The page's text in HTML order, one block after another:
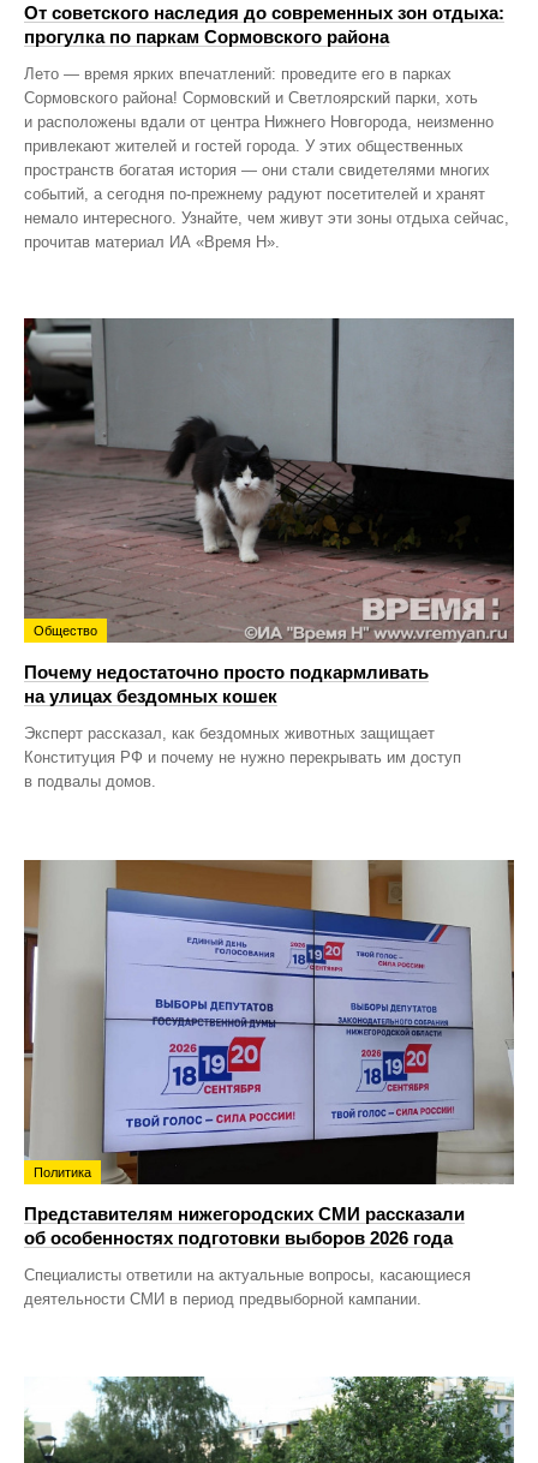
От советского наследия до современных зон отдыха:
прогулка по паркам Сормовского района
Лето — время ярких впечатлений: проведите его в парках
Сормовского района! Сормовский и Светлоярский парки, хоть
и расположены вдали от центра Нижнего Новгорода, неизменно
привлекают жителей и гостей города. У этих общественных
пространств богатая история — они стали свидетелями многих
событий, а сегодня по‑прежнему радуют посетителей и хранят
немало интересного. Узнайте, чем живут эти зоны отдыха сейчас,
прочитав материал ИА «Время Н».
Общество
Почему недостаточно просто подкармливать
на улицах бездомных кошек
Эксперт рассказал, как бездомных животных защищает
Конституция РФ и почему не нужно перекрывать им доступ
в подвалы домов.
Политика
Представителям нижегородских СМИ рассказали
об особенностях подготовки выборов 2026 года
Специалисты ответили на актуальные вопросы, касающиеся
деятельности СМИ в период предвыборной кампании.